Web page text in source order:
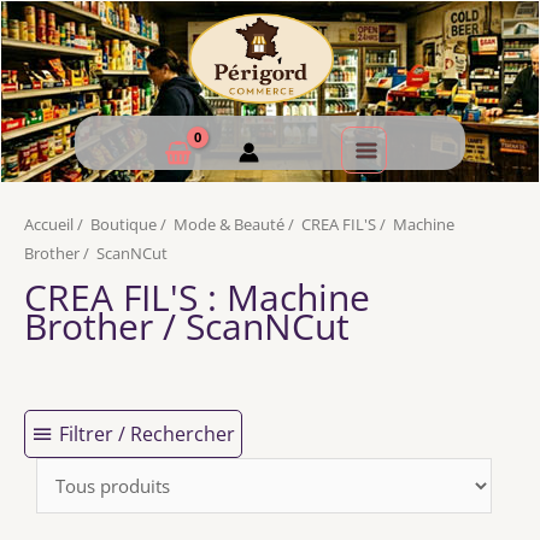
Accueil / Boutique/ Mode & Beauté/ CREA FIL'S/ Machine
Brother/ ScanNCut
CREA FIL'S : Machine
Brother / ScanNCut
Filtrer / Rechercher